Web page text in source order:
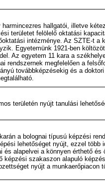
hallgatói, illetve
területet felölelő oktatási
intézménye. Az SZTE-t a
Egyetemünk 1921-ben
Az egyetem 11 kara a
rendszernek megfelelően a
továbbképzésekig és a
területén nyújt tanulási
a bolognai típusú képzési
lehetőséget nyújt, ezzel több
és alapelvei a könnyen érthető
szakaszon alapuló
nyújt a munkaerőpiacon